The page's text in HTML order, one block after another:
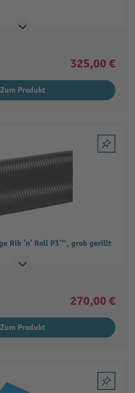
325,00 €
Zum Produkt
Rib ‘n’ Roll P3™, grob gerillt
270,00 €
Zum Produkt